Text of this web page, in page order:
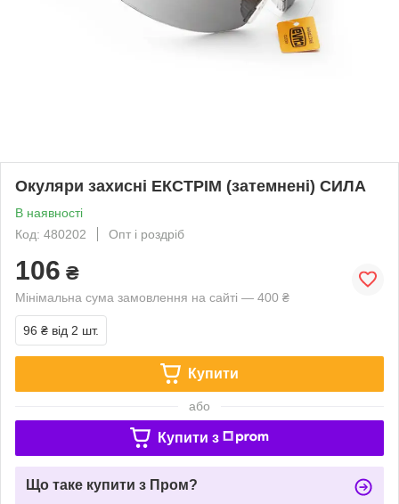
Окуляри захисні ЕКСТРІМ (затемнені) СИЛА
В наявності
Код: 480202
Опт і роздріб
106 ₴
Мінімальна сума замовлення на сайті — 400 ₴
96 ₴ від 2 шт.
Купити
або
Купити з
Що таке купити з Пром?